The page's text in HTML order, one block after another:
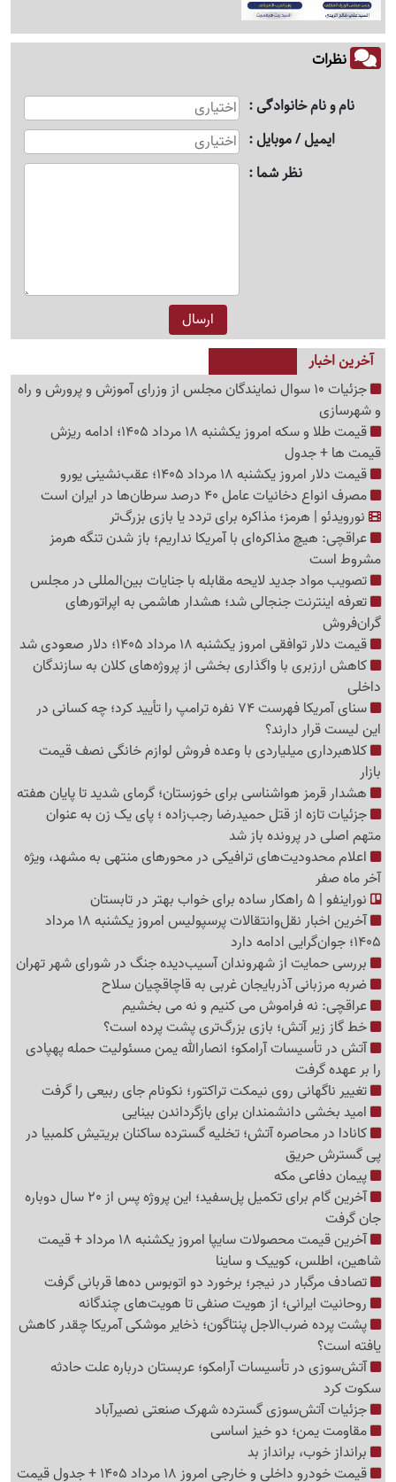
نظرات
نام و نام خانوادگی
ایمیل / موبایل
نظر شما
آخرین اخبار
جزئیات 10 سوال نمایندگان مجلس از وزرای آموزش و پرورش و راه
و شهرسازی
قیمت طلا و سکه امروز یکشنبه 18 مرداد 1405؛ ادامه ریزش
قیمت ها + جدول
قیمت دلار امروز یکشنبه 18 مرداد 1405؛ عقب‌نشینی یورو
مصرف انواع دخانیات عامل 40 درصد سرطان‌ها در ایران است
نورویدئو | هرمز؛ مذاکره برای تردد یا بازی بزرگ‌تر
عراقچی: هیچ مذاکره‌ای با آمریکا نداریم؛ باز شدن تنگه هرمز
مشروط است
تصویب مواد جدید لایحه مقابله با جنایات بین‌المللی در مجلس
تعرفه اینترنت جنجالی شد؛ هشدار هاشمی به اپراتورهای
گرا‌ن‌فروش
قیمت دلار توافقی امروز یکشنبه 18 مرداد 1405؛ دلار صعودی شد
کاهش ارزبری با واگذاری بخشی از پروژه‌های کلان به سازندگان
داخلی
سنای آمریکا فهرست 74 نفره ترامپ را تأیید کرد؛ چه کسانی در
این لیست قرار دارند؟
کلاهبرداری میلیاردی با وعده فروش لوازم خانگی نصف قیمت
بازار
هشدار قرمز هواشناسی برای خوزستان؛ گرمای شدید تا پایان هفته
جزئیات تازه از قتل حمیدرضا رجب‌زاده ؛ پای یک زن به عنوان
متهم اصلی در پرونده باز شد
اعلام محدودیت‌های ترافیکی در محورهای منتهی به مشهد، ویژه
آخر ماه صفر
نوراینفو | 5 راهکار ساده برای خواب بهتر در تابستان
آخرین اخبار نقل‌وانتقالات پرسپولیس امروز یکشنبه 18 مرداد
1405؛ جوان‌گرایی ادامه دارد
بررسی حمایت از شهروندان آسیب‌دیده جنگ در شورای شهر تهران
ضربه مرزبانی آذربایجان غربی به قاچاقچیان سلاح
عراقچی: نه فراموش می کنیم و نه می بخشیم
خط گاز زیر آتش؛ بازی بزرگ‌تری پشت پرده است؟
آتش در تأسیسات آرامکو؛ انصارالله یمن مسئولیت حمله پهپادی
را بر عهده گرفت
تغییر ناگهانی روی نیمکت تراکتور؛ نکونام جای ربیعی را گرفت
امید بخشی دانشمندان برای بازگرداندن بینایی
کانادا در محاصره آتش؛ تخلیه گسترده ساکنان بریتیش کلمبیا در
پی گسترش حریق
پیمان دفاعی مکه
آخرین گام برای تکمیل پل‌سفید؛ این پروژه پس از 20 سال دوباره
جان گرفت
آخرین قیمت محصولات سایپا امروز یکشنبه 18 مرداد + قیمت
شاهین، اطلس، کوییک و ساینا
تصادف مرگبار در نیجر؛ برخورد دو اتوبوس ده‌ها قربانی گرفت
روحانیت ایرانی؛ از هویت صنفی تا هویت‌های چندگانه
پشت پرده ضرب‌الاجل پنتاگون؛ ذخایر موشکی آمریکا چقدر کاهش
یافته است؟
آتش‌سوزی در تأسیسات آرامکو؛ عربستان درباره علت حادثه
سکوت کرد
جزئیات آتش‌سوزی گسترده شهرک صنعتی نصیرآباد
مقاومت یمن؛ دو خیز اساسی
برانداز خوب، برانداز بد
قیمت خودرو داخلی و خارجی امروز 18 مرداد 1405 + جدول قیمت